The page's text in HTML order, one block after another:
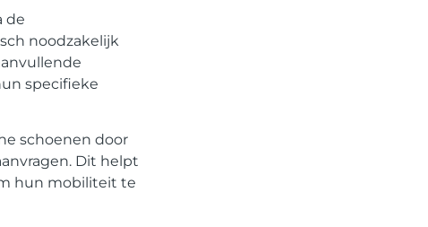
de
noodzakelijk
specifieke
schoenen door
Dit helpt
hun mobiliteit te